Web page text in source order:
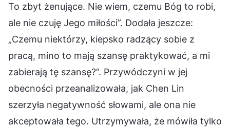
To zbyt żenujące. Nie wiem, czemu Bóg to robi,
ale nie czuję Jego miłości”. Dodała jeszcze:
„Czemu niektórzy, kiepsko radzący sobie z
pracą, mino to mają szansę praktykować, a mi
zabierają tę szansę?”. Przywódczyni w jej
obecności przeanalizowała, jak Chen Lin
szerzyła negatywność słowami, ale ona nie
akceptowała tego. Utrzymywała, że mówiła tylko